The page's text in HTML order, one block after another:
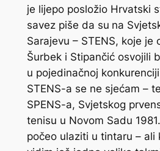
je lijepo posložio Hrvatski
savez piše da su na
Sarajevu – STENS, koje je
Šurbek i Stipančić osvojili
u pojedinačnoj
STENS-a se ne sjećam –
SPENS-a, Svjetskog
tenisu u Novom Sadu
počeo ulaziti u tintaru – ali